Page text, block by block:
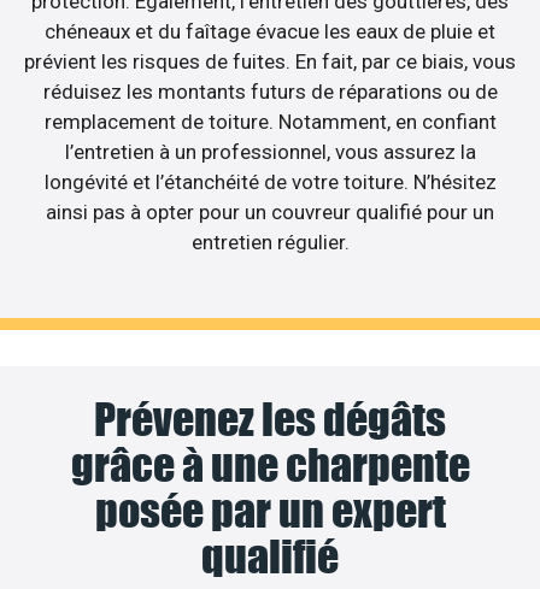
chéneaux et du faîtage évacue les eaux de pluie et
prévient les risques de fuites. En fait, par ce biais, vous
réduisez les montants futurs de réparations ou de
remplacement de toiture. Notamment, en confiant
l’entretien à un professionnel, vous assurez la
longévité et l’étanchéité de votre toiture. N’hésitez
ainsi pas à opter pour un couvreur qualifié pour un
entretien régulier.
Prévenez les dégâts
grâce à une charpente
posée par un expert
qualifié